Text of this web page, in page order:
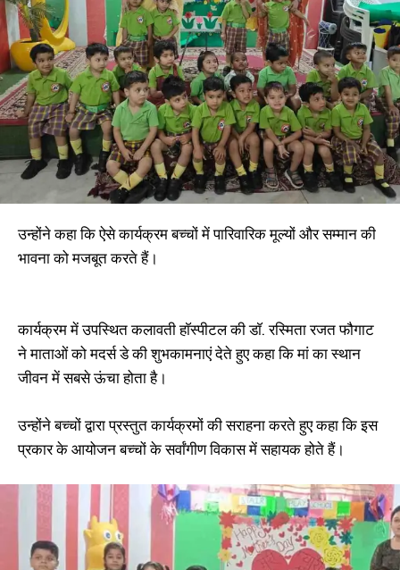
उन्होंने कहा कि ऐसे कार्यक्रम बच्चों में पारिवारिक मूल्यों और सम्मान की
भावना को मजबूत करते हैं।
कार्यक्रम में उपस्थित कलावती हाॅस्पीटल की डाॅ. रस्मिता रजत फौगाट
ने माताओं को मदर्स डे की शुभकामनाएं देते हुए कहा कि मां का स्थान
जीवन में सबसे ऊंचा होता है।
उन्होंने बच्चों द्वारा प्रस्तुत कार्यक्रमों की सराहना करते हुए कहा कि इस
प्रकार के आयोजन बच्चों के सर्वांगीण विकास में सहायक होते हैं।